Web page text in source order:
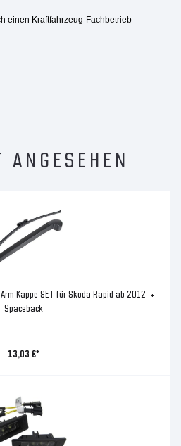
einen Kraftfahrzeug-Fachbetrieb
ANGESEHEN
Kappe SET für Skoda Rapid ab 2012- +
Spaceback
13,03 €*